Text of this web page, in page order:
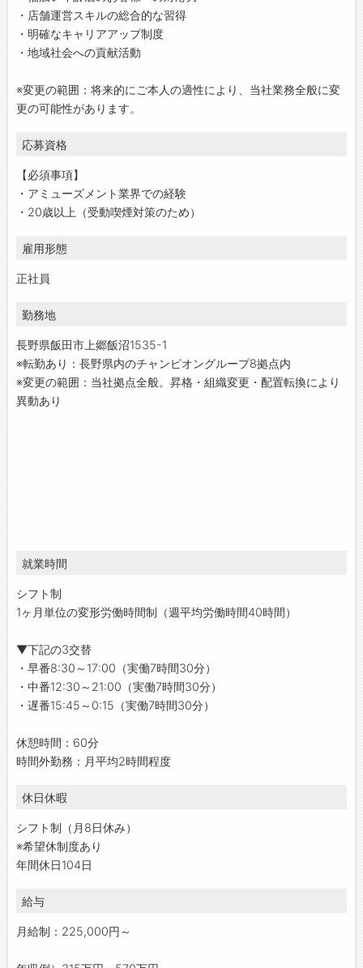
・店舗運営スキルの総合的な習得
・明確なキャリアアップ制度
・地域社会への貢献活動
※変更の範囲：将来的にご本人の適性により、当社業務全般に変
更の可能性があります。
応募資格
【必須事項】
・アミューズメント業界での経験
・20歳以上（受動喫煙対策のため）
雇用形態
正社員
勤務地
長野県飯田市上郷飯沼1535-1
※転勤あり：長野県内のチャンピオングループ8拠点内
※変更の範囲：当社拠点全般。昇格・組織変更・配置転換により
異動あり
就業時間
シフト制
1ヶ月単位の変形労働時間制（週平均労働時間40時間）
▼下記の3交替
・早番8:30～17:00（実働7時間30分）
・中番12:30～21:00（実働7時間30分）
・遅番15:45～0:15（実働7時間30分）
休憩時間：60分
時間外勤務：月平均2時間程度
休日休暇
シフト制（月8日休み）
※希望休制度あり
年間休日104日
給与
月給制：225,000円～